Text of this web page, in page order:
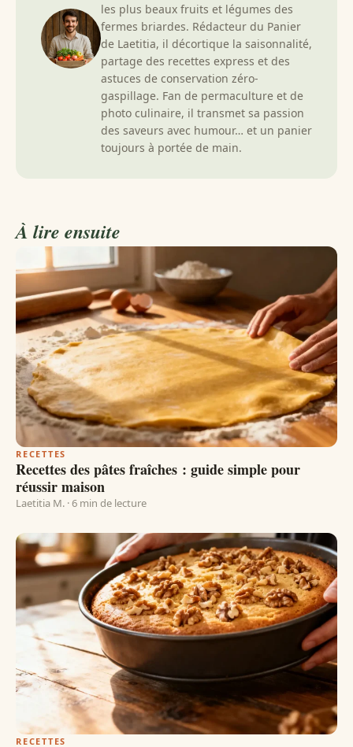
les plus beaux fruits et légumes des
fermes briardes. Rédacteur du Panier
de Laetitia, il décortique la saisonnalité,
partage des recettes express et des
astuces de conservation zéro-
gaspillage. Fan de permaculture et de
photo culinaire, il transmet sa passion
des saveurs avec humour… et un panier
toujours à portée de main.
À lire ensuite
RECETTES
Recettes des pâtes fraîches : guide simple pour
réussir maison
Laetitia M. · 6 min de lecture
RECETTES